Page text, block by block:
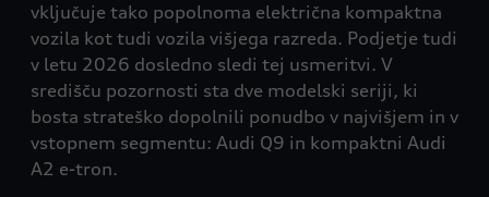
vključuje tako popolnoma električna kompaktna
vozila kot tudi vozila višjega razreda. Podjetje tudi
v letu 2026 dosledno sledi tej usmeritvi. V
središču pozornosti sta dve modelski seriji, ki
bosta strateško dopolnili ponudbo v najvišjem in v
vstopnem segmentu: Audi Q9 in kompaktni Audi
A2 e-tron.